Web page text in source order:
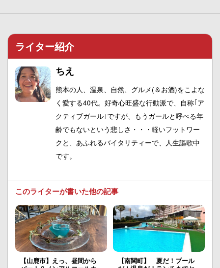
ライター紹介
ちえ
熊本の人、温泉、自然、グルメ(＆お酒)をこよな
く愛する40代。好奇心旺盛な行動派で、自称｢ア
クティブガール｣ですが、もうガールと呼べる年
齢でもないという悲しさ・・・軽いフットワー
クと、あふれるバイタリティーで、人生謳歌中
です。
このライターが書いた他の記事
【山鹿市】えっ、昼間から
【南関町】 夏だ！プール